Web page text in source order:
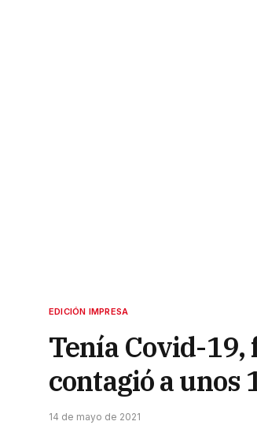
EDICIÓN IMPRESA
Tenía Covid-19,
contagió a unos
14 de mayo de 2021